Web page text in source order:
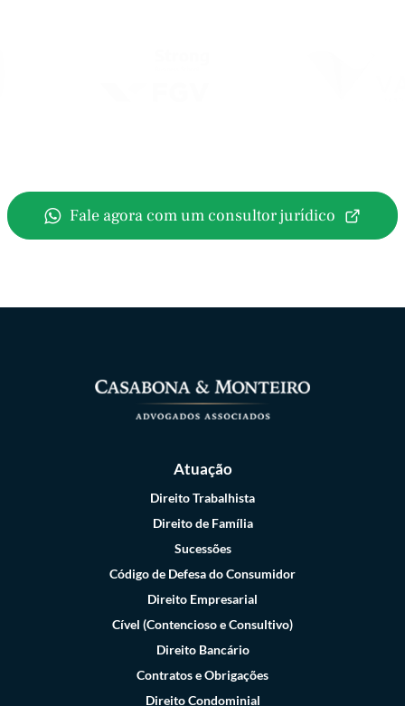
Fale agora com um consultor jurídico
Atuação
Direito Trabalhista
Direito de Família
Sucessões
Código de Defesa do Consumidor
Direito Empresarial
Cível (Contencioso e Consultivo)
Direito Bancário
Contratos e Obrigações
Direito Condominial